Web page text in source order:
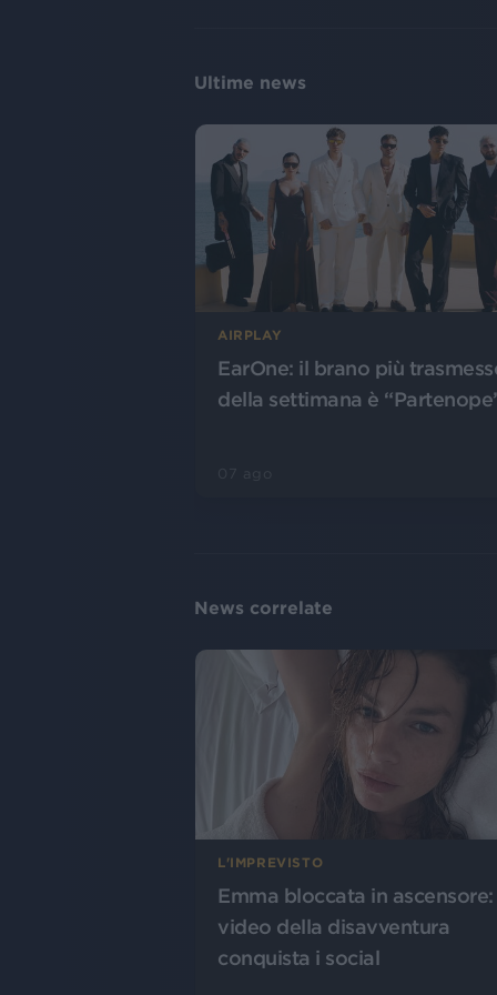
Ultime news
AIRPLAY
EarOne: il brano più
della settimana è
News correlate
L'IMPREVISTO
Emma bloccata in ascensore:
video della disavventura
conquista i social